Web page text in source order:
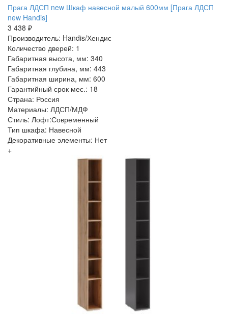
Прага ЛДСП new Шкаф навесной малый 600мм [Прага ЛДСП
new Handis]
3 438 ₽
Производитель: Handis/Хендис
Количество дверей: 1
Габаритная высота, мм: 340
Габаритная глубина, мм: 443
Габаритная ширина, мм: 600
Гарантийный срок мес.: 18
Страна: Россия
Материалы: ЛДСП/МДФ
Стиль: Лофт:Современный
Тип шкафа: Навесной
Декоративные элементы: Нет
+